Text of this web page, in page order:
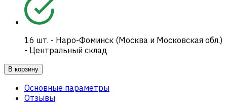
16 шт. - Наро-Фоминск (Москва и Московская обл.)
- Центральный склад
В корзину
Основные параметры
Отзывы